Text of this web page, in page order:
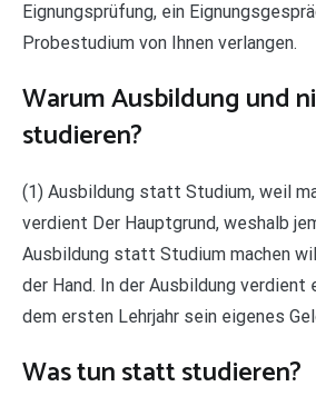
Eignungsprüfung, ein
Probestudium von Ihnen verlangen.
Warum Ausbildung und
studieren?
(1) Ausbildung statt Studium, weil
verdient Der Hauptgrund, weshalb
Ausbildung statt Studium machen
der Hand. In der Ausbildung verdient
dem ersten Lehrjahr sein eigenes
Was tun statt studieren?